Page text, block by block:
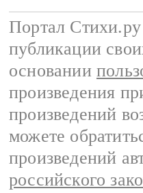
Портал Стихи.ру
публикации
основании
произведения
произведений
можете
произведений
российского